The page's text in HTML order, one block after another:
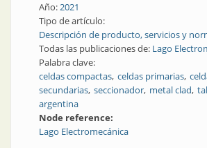
Año:2021
Tipo de artículo:
Descripción de producto, servicios y
Todas las publicaciones de: Lago
Palabra clave:
celdas compactas celdas primarias
secundarias seccionador metal clad
argentina
Node reference:
Lago Electromecánica